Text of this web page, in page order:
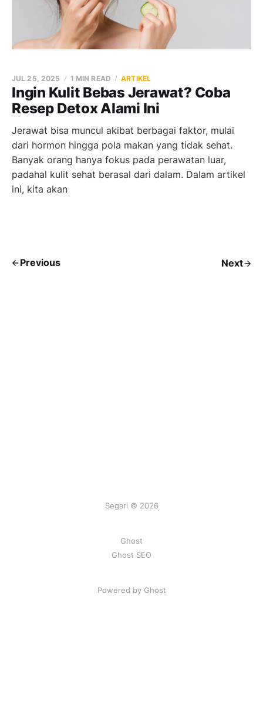
Ingin Kulit Bebas Jerawat? Coba
Resep Detox Alami Ini
JUL 25, 2025 1 MIN READ ARTIKEL
Jerawat bisa muncul akibat berbagai faktor, mulai
dari hormon hingga pola makan yang tidak sehat.
Banyak orang hanya fokus pada perawatan luar,
padahal kulit sehat berasal dari dalam. Dalam artikel
ini, kita akan
Previous Next
Segari © 2026
Ghost
Ghost SEO
Powered by Ghost